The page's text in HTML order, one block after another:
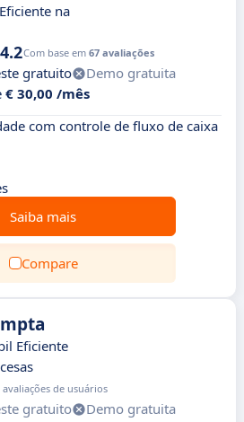
na
4.2Com base em 67 avaliações
gratuito
Demo gratuita
€ 30,00 /mês
com controle de fluxo de caixa
Saiba mais
Compare
Eficiente
avaliações de usuários
gratuito
Demo gratuita